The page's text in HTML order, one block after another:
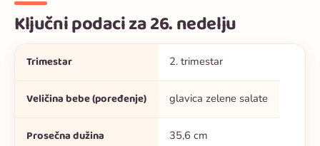
Ključni podaci za 26. nedelju
Trimestar 2. trimestar
Veličina bebe (poređenje) glavica zelene salate
Prosečna dužina 35,6 cm